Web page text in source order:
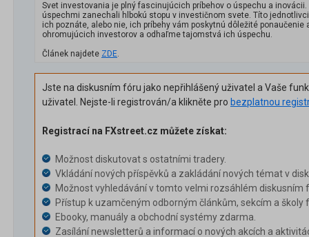
Svet investovania je plný fascinujúcich príbehov o úspechu a
úspechmi zanechali hlbokú stopu v investičnom svete. Títo
ich poznáte, alebo nie, ich príbehy vám poskytnú dôležité
ohromujúcich investorov a odhaľme tajomstvá ich úspechu.
Článek najdete ZDE.
Jste na diskusním fóru jako nepřihlášený uživatel a Vaše
uživatel. Nejste-li registrován/a klikněte pro bezplatnou
Registrací na FXstreet.cz můžete získat:
Možnost diskutovat s ostatními tradery.
Vkládání nových příspěvků a zakládání nových témat v
Možnost vyhledávání v tomto velmi rozsáhlém diskusním
Přístup k uzamčeným odborným článkům, sekcím a školy
Ebooky, manuály a obchodní systémy zdarma.
Zasílání newsletterů a informací o nových akcích a